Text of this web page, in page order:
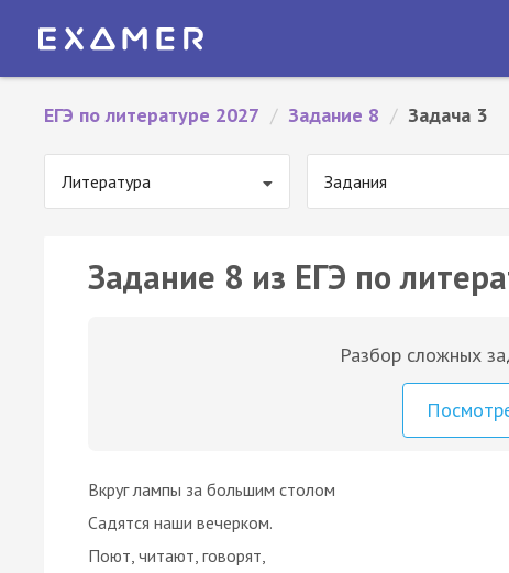
ЕГЭ по литературе 2027 / Задание 8 / Задача 3
Литература Задания
Задание 8 из ЕГЭ по
Разбор сложных
Вкруг лампы за большим столом
Садятся наши вечерком.
Поют, читают, говорят,